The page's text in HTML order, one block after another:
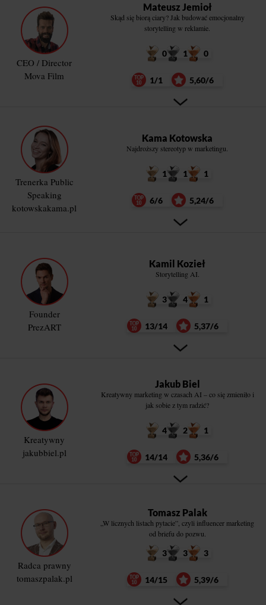
CEO / Director
Mova Film
Mateusz Jemioł
Skąd się biorą ciary? Jak budować emocjonalny
storytelling w reklamie.
0 1 0
1/1 5,60/6
Trenerka Public
Speaking
kotowskakama.pl
Kama Kotowska
Najdroższy stereotyp w marketingu.
1 1 1
6/6 5,24/6
Founder
PrezART
Kamil Kozieł
Storytelling AI.
3 4 1
13/14 5,37/6
Kreatywny
jakubbiel.pl
Jakub Biel
Kreatywny marketing w czasach AI – co się zmieniło i
jak sobie z tym radzić?
4 2 1
14/14 5,36/6
Radca prawny
tomaszpalak.pl
Tomasz Palak
„W licznych listach pytacie”, czyli influencer marketing
od briefu do pozwu.
3 3 3
14/15 5,39/6